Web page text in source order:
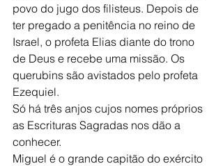
povo do jugo dos filisteus. Depois de
ter pregado a penitência no reino de
Israel, o profeta Elias diante do trono
de Deus e recebe uma missão. Os
querubins são avistados pelo profeta
Ezequiel.
Só há três anjos cujos nomes próprios
as Escrituras Sagradas nos dão a
conhecer.
Miguel é o grande capitão do exército